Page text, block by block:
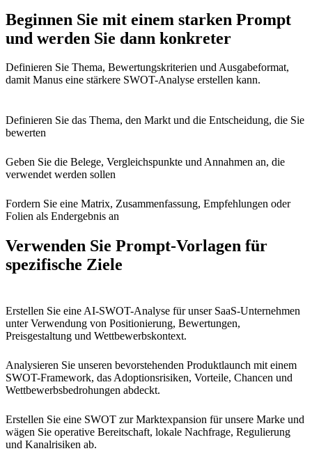
Beginnen Sie mit einem starken Prompt
und werden Sie dann konkreter
Definieren Sie Thema, Bewertungskriterien und Ausgabeformat,
damit Manus eine stärkere SWOT-Analyse erstellen kann.
Definieren Sie das Thema, den Markt und die Entscheidung, die Sie
bewerten
Geben Sie die Belege, Vergleichspunkte und Annahmen an, die
verwendet werden sollen
Fordern Sie eine Matrix, Zusammenfassung, Empfehlungen oder
Folien als Endergebnis an
Verwenden Sie Prompt-Vorlagen für
spezifische Ziele
Erstellen Sie eine AI-SWOT-Analyse für unser SaaS-Unternehmen
unter Verwendung von Positionierung, Bewertungen,
Preisgestaltung und Wettbewerbskontext.
Analysieren Sie unseren bevorstehenden Produktlaunch mit einem
SWOT-Framework, das Adoptionsrisiken, Vorteile, Chancen und
Wettbewerbsbedrohungen abdeckt.
Erstellen Sie eine SWOT zur Marktexpansion für unsere Marke und
wägen Sie operative Bereitschaft, lokale Nachfrage, Regulierung
und Kanalrisiken ab.